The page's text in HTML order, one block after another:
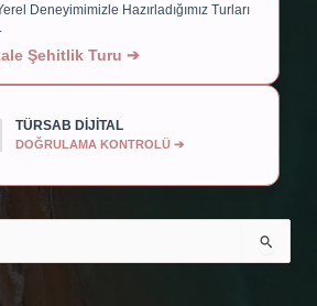
Deneyimimizle Hazırladığımız Turları
Şehitlik Turu ➔
TÜRSAB DİJİTAL
DOĞRULAMA KONTROLÜ ➔